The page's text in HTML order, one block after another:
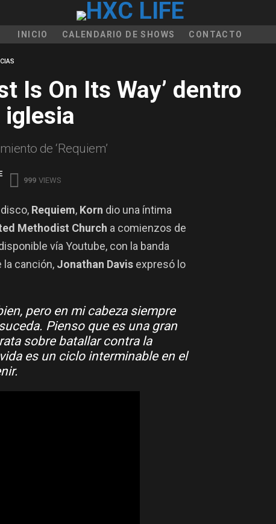
INICIO CALENDARIO DE SHOWS CONTACTO
Is On Its Way’ dentro
iglesia
de ‘Requiem’
999 VIEWS
Requiem, Korn dio una íntima
Methodist Church a comienzos de
vía Youtube, con la banda
la canción, Jonathan Davisexpresó lo
pero en mi cabeza siempre
Pienso que es una gran
sobre batallar contra la
es un ciclo interminable en el